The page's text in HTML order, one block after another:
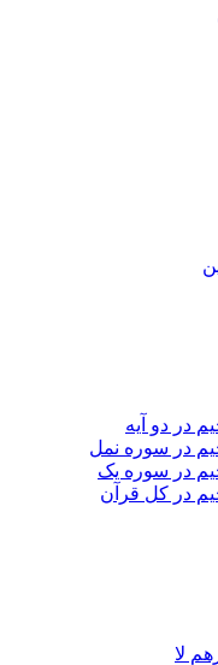
در دو آیه
در سوره نمل
در سوره یک
در کل قرآن
لا